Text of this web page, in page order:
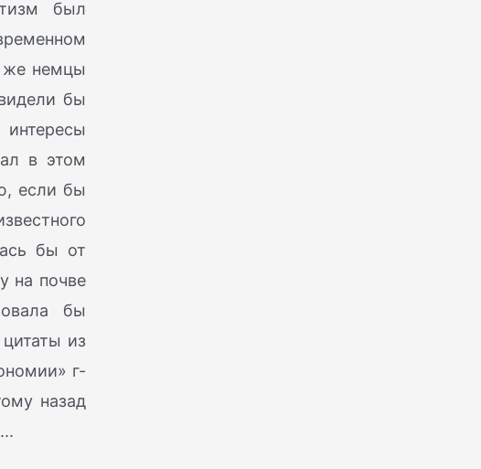
был
же немцы
бы
в этом
если бы
бы от
на почве
бы
из
г-
назад